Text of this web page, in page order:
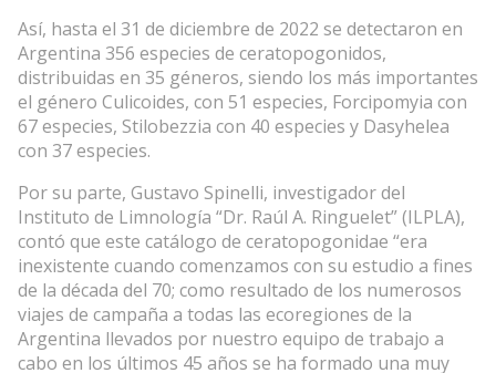
Así, hasta el 31 de diciembre de 2022 se detectaron en
Argentina 356 especies de ceratopogonidos,
distribuidas en 35 géneros, siendo los más importantes
el género Culicoides, con 51 especies, Forcipomyia con
67 especies, Stilobezzia con 40 especies y Dasyhelea
con 37 especies.
Por su parte, Gustavo Spinelli, investigador del
Instituto de Limnología “Dr. Raúl A. Ringuelet” (ILPLA),
contó que este catálogo de ceratopogonidae “era
inexistente cuando comenzamos con su estudio a fines
de la década del 70; como resultado de los numerosos
viajes de campaña a todas las ecoregiones de la
Argentina llevados por nuestro equipo de trabajo a
cabo en los últimos 45 años se ha formado una muy